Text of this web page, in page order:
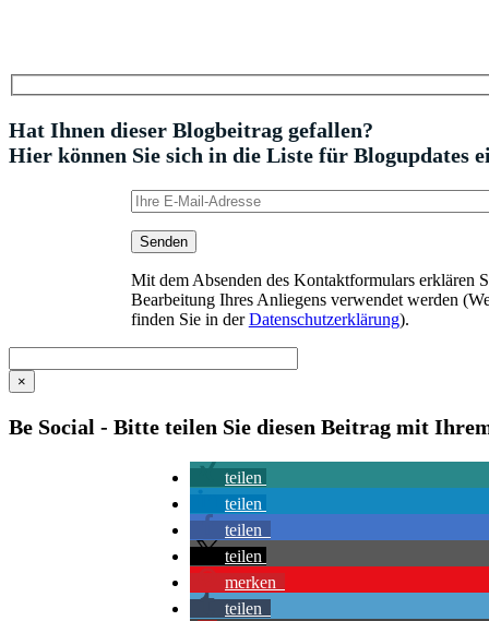
Hat Ihnen dieser Blogbeitrag gefallen?
Hier können Sie sich in die Liste für Blogupdates
Mit dem Absenden des Kontaktformulars erklären
Bearbeitung Ihres Anliegens verwendet werden
finden Sie in derDatenschutzerklärung).
×
Be Social - Bitte teilen Sie diesen Beitrag mit
teilen
teilen
teilen
teilen
merken
teilen